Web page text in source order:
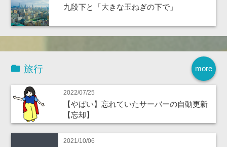
九段下と「大きな玉ねぎの下で」
more
旅行
2022/07/25
【やばい】忘れていたサーバーの自動更新
【忘却】
2021/10/06